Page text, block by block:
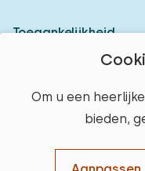
Om u een
bieden,
Toegankelijkheid
© 2026 Heerlijke